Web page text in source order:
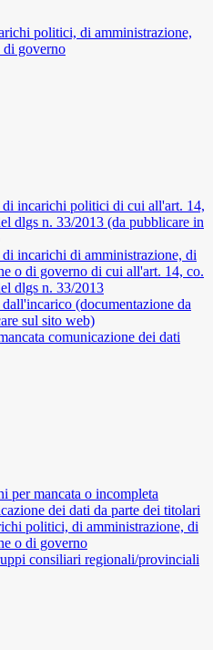
politici, di amministrazione,
di governo
incarichi politici di cui all'art. 14,
dlgs n. 33/2013 (da pubblicare in
incarichi di amministrazione, di
o di governo di cui all'art. 14, co.
dlgs n. 33/2013
dall'incarico (documentazione da
sul sito web)
comunicazione dei dati
per mancata o incompleta
dei dati da parte dei titolari
politici, di amministrazione, di
o di governo
consiliari regionali/provinciali